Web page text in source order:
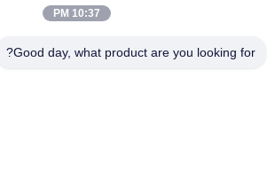
10:37 PM
Good day, what product are you looking for?